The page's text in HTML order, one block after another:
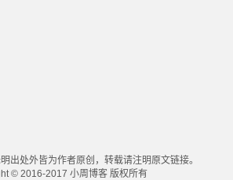
出处外皆为作者原创，转载请注明原文链接。
© 2016-2017 小周博客 版权所有